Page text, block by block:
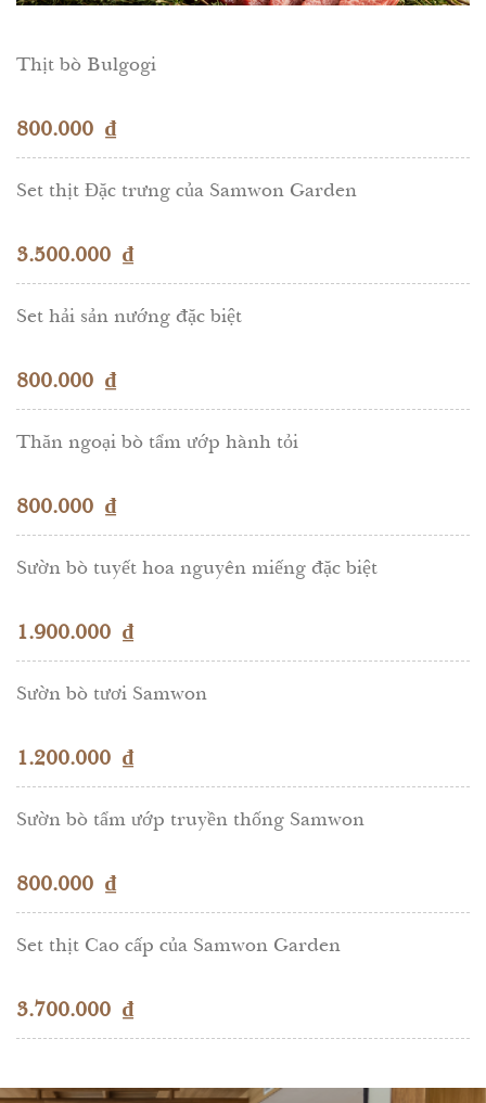
Thịt bò Bulgogi
800.000 ₫
Set thịt Đặc trưng của Samwon Garden
3.500.000 ₫
Set hải sản nướng đặc biệt
800.000 ₫
Thăn ngoại bò tẩm ướp hành tỏi
800.000 ₫
Sườn bò tuyết hoa nguyên miếng đặc biệt
1.900.000 ₫
Sườn bò tươi Samwon
1.200.000 ₫
Sườn bò tẩm ướp truyền thống Samwon
800.000 ₫
Set thịt Cao cấp của Samwon Garden
3.700.000 ₫